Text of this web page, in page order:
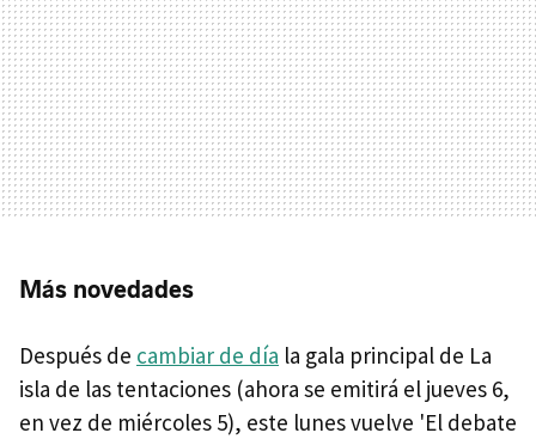
Más novedades
Después de cambiar de día la gala principal de La
isla de las tentaciones (ahora se emitirá el jueves 6,
en vez de miércoles 5), este lunes vuelve 'El debate